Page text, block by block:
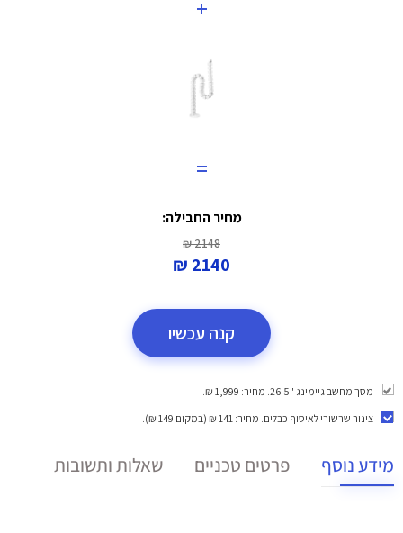
+
=
מחיר החבילה:
2148 ₪
2140 ₪
קנה עכשיו
מסך מחשב גיימינג "26.5. מחיר: 1,999 ₪.
צינור שרשורי לאיסוף כבלים. מחיר: 141 ₪ (במקום 149 ₪).
מידע נוסף פרטים טכניים שאלות ותשובות